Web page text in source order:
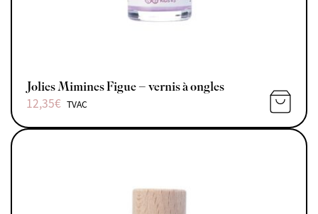
Jolies Mimines Figue – vernis à ongles
12,35€ TVAC